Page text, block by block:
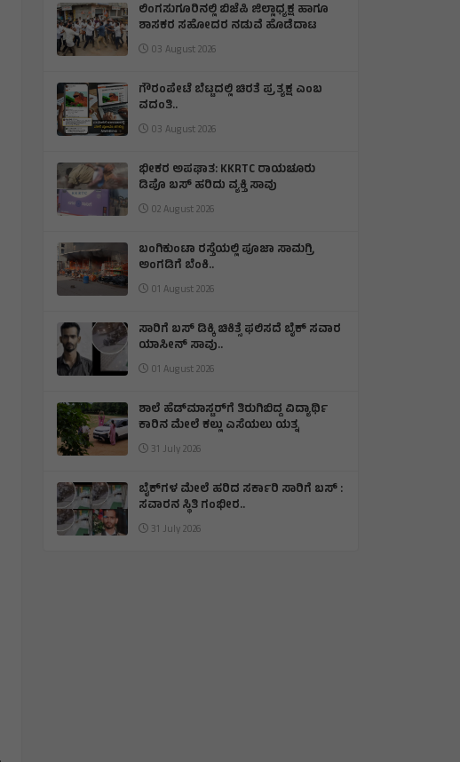
ಲಿಂಗಸುಗೂರಿನಲ್ಲಿ ಬಿಜೆಪಿ ಜಿಲ್ಲಾಧ್ಯಕ್ಷ ಹಾಗೂ
ಶಾಸಕರ ಸಹೋದರ ನಡುವೆ ಹೊಡೆದಾಟ
03 August 2026
ಗೌರಂಪೇಟೆ ಬೆಟ್ಟದಲ್ಲಿ ಚಿರತೆ ಪ್ರತ್ಯಕ್ಷ ಎಂಬ
ವದಂತಿ..
03 August 2026
ಭೀಕರ ಅಪಘಾತ: KKRTC ರಾಯಚೂರು
ಡಿಪೊ ಬಸ್ ಹರಿದು ವ್ಯಕ್ತಿ ಸಾವು
02 August 2026
ಬಂಗಿಕುಂಟಾ ರಸ್ತೆಯಲ್ಲಿ ಪೂಜಾ ಸಾಮಗ್ರಿ
ಅಂಗಡಿಗೆ ಬೆಂಕಿ.‌.
01 August 2026
ಸಾರಿಗೆ ಬಸ್ ಡಿಕ್ಕಿ ಚಿಕಿತ್ಸೆ ಫಲಿಸದೆ ಬೈಕ್ ಸವಾರ
ಯಾಸೀನ್ ಸಾವು..
01 August 2026
ಶಾಲೆ ಹೆಡ್‌ಮಾಸ್ಟರ್‌ಗೆ ತಿರುಗಿಬಿದ್ದ ವಿದ್ಯಾರ್ಥಿ
ಕಾರಿನ ಮೇಲೆ ಕಲ್ಲು ಎಸೆಯಲು ಯತ್ನ
31 July 2026
ಬೈಕ್‌ಗಳ ಮೇಲೆ ಹರಿದ ಸರ್ಕಾರಿ ಸಾರಿಗೆ ಬಸ್ :
ಸವಾರನ ಸ್ಥಿತಿ ಗಂಭೀರ..
31 July 2026